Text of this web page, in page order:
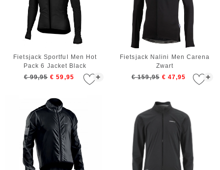
+
Fietsjack Sportful Men Hot
Pack 6 Jacket Black
€ 99,95 € 59,95 +
Fietsjack Nalini Men Carena
Zwart
€ 159,95 € 47,95